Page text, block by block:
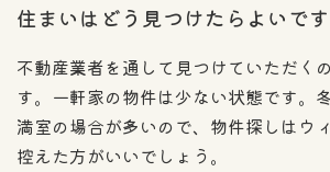
住まいはどう見つけたらよいで
不動産業者を通して見つけていただく
す。一軒家の物件は少ない状態です。
満室の場合が多いので、物件探しはウ
控えた方がいいでしょう。